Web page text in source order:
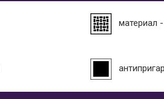
материал